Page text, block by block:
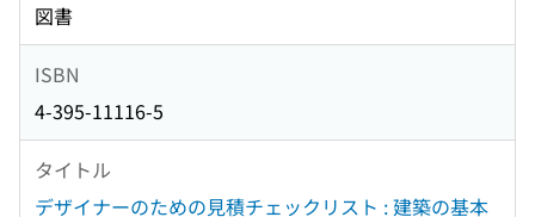
図書
ISBN
4-395-11116-5
タイトル
デザイナーのための見積チェックリスト : 建築の基本